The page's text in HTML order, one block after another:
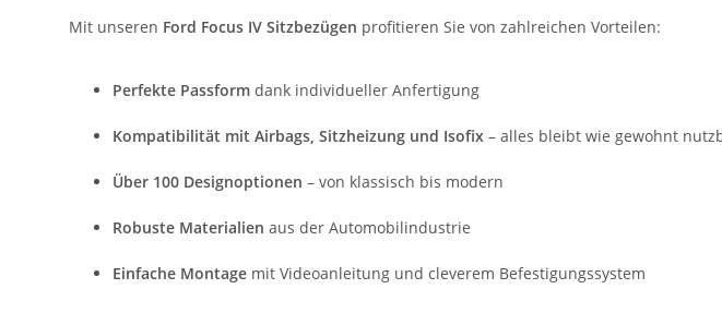
Mit unseren Ford Focus IV Sitzbezügen profitieren Sie von zahlreichen Vorteilen:
Perfekte Passform dank individueller Anfertigung
Kompatibilität mit Airbags, Sitzheizung und Isofix – alles bleibt wie gewohnt
Über 100 Designoptionen – von klassisch bis modern
Robuste Materialien aus der Automobilindustrie
Einfache Montage mit Videoanleitung und cleverem Befestigungssystem